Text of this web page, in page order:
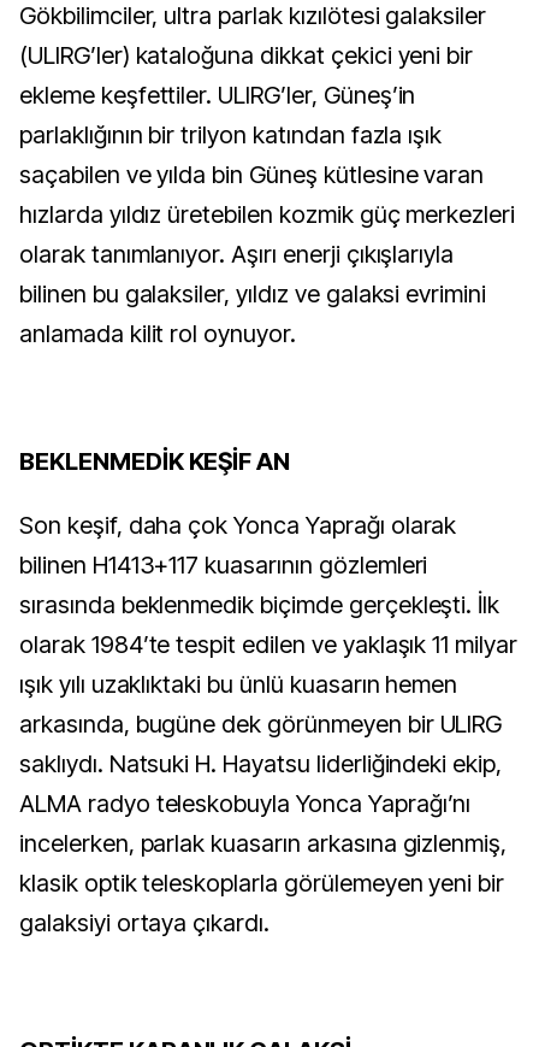
Gökbilimciler, ultra parlak kızılötesi galaksiler
(ULIRG’ler) kataloğuna dikkat çekici yeni bir
ekleme keşfettiler. ULIRG’ler, Güneş’in
parlaklığının bir trilyon katından fazla ışık
saçabilen ve yılda bin Güneş kütlesine varan
hızlarda yıldız üretebilen kozmik güç merkezleri
olarak tanımlanıyor. Aşırı enerji çıkışlarıyla
bilinen bu galaksiler, yıldız ve galaksi evrimini
anlamada kilit rol oynuyor.
BEKLENMEDİK KEŞİF AN
Son keşif, daha çok Yonca Yaprağı olarak
bilinen H1413+117 kuasarının gözlemleri
sırasında beklenmedik biçimde gerçekleşti. İlk
olarak 1984’te tespit edilen ve yaklaşık 11 milyar
ışık yılı uzaklıktaki bu ünlü kuasarın hemen
arkasında, bugüne dek görünmeyen bir ULIRG
saklıydı. Natsuki H. Hayatsu liderliğindeki ekip,
ALMA radyo teleskobuyla Yonca Yaprağı’nı
incelerken, parlak kuasarın arkasına gizlenmiş,
klasik optik teleskoplarla görülemeyen yeni bir
galaksiyi ortaya çıkardı.